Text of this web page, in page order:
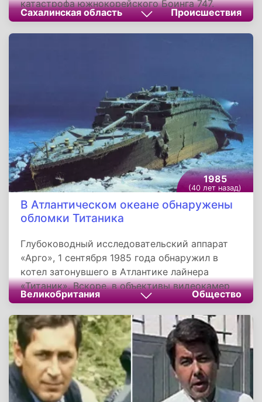
катастрофа южнокорейского Боинга 747.
Пассажирский самолет выполнял регулярный
рейс по маршруту Нью-Йорк - Сеул, но сбился
погибли все находившиеся на борту 269
Сахалинская область Происшествия
1985
(40 лет назад)
В Атлантическом океане обнаружены
обломки Титаника
Глубоководный исследовательский аппарат
«Арго», 1 сентября 1985 года обнаружил в
котел затонувшего в Атлантике лайнера
«Титаник». Вскоре, в объективы видеокамер
попала носовая часть судна. Большой
неожиданностью оказалось то, что нос и
корма отстоят друг от друга на 600 метров,
хотя считалось, что корабль затонул целиком.
Великобритания Общество